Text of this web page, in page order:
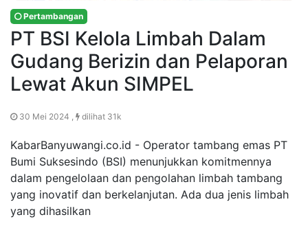
Pertambangan
PT BSI Kelola Limbah Dalam
Gudang Berizin dan Pelaporan
Lewat Akun SIMPEL
30 Mei 2024 , dilihat 31k
KabarBanyuwangi.co.id - Operator tambang emas PT
Bumi Suksesindo (BSI) menunjukkan komitmennya
dalam pengelolaan dan pengolahan limbah tambang
yang inovatif dan berkelanjutan. Ada dua jenis limbah
yang dihasilkan